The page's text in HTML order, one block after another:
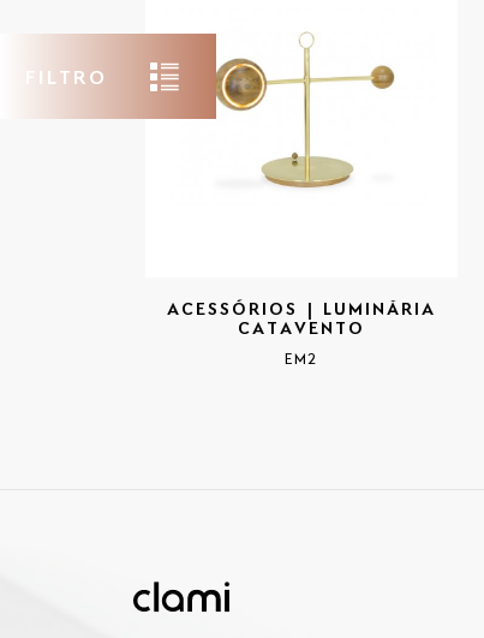
FILTRO
ACESSÓRIOS | LUMINÁRIA
CATAVENTO
EM2